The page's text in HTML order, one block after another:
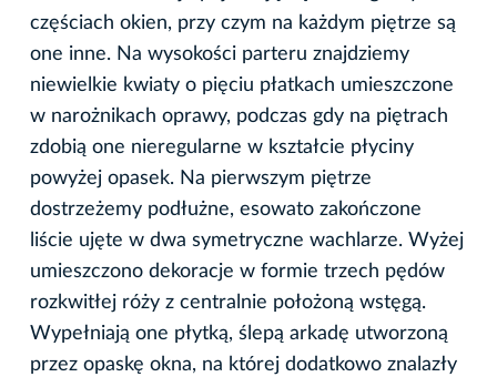
częściach okien, przy czym na każdym piętrze są
one inne. Na wysokości parteru znajdziemy
niewielkie kwiaty o pięciu płatkach umieszczone
w narożnikach oprawy, podczas gdy na piętrach
zdobią one nieregularne w kształcie płyciny
powyżej opasek. Na pierwszym piętrze
dostrzeżemy podłużne, esowato zakończone
liście ujęte w dwa symetryczne wachlarze. Wyżej
umieszczono dekoracje w formie trzech pędów
rozkwitłej róży z centralnie położoną wstęgą.
Wypełniają one płytką, ślepą arkadę utworzoną
przez opaskę okna, na której dodatkowo znalazły